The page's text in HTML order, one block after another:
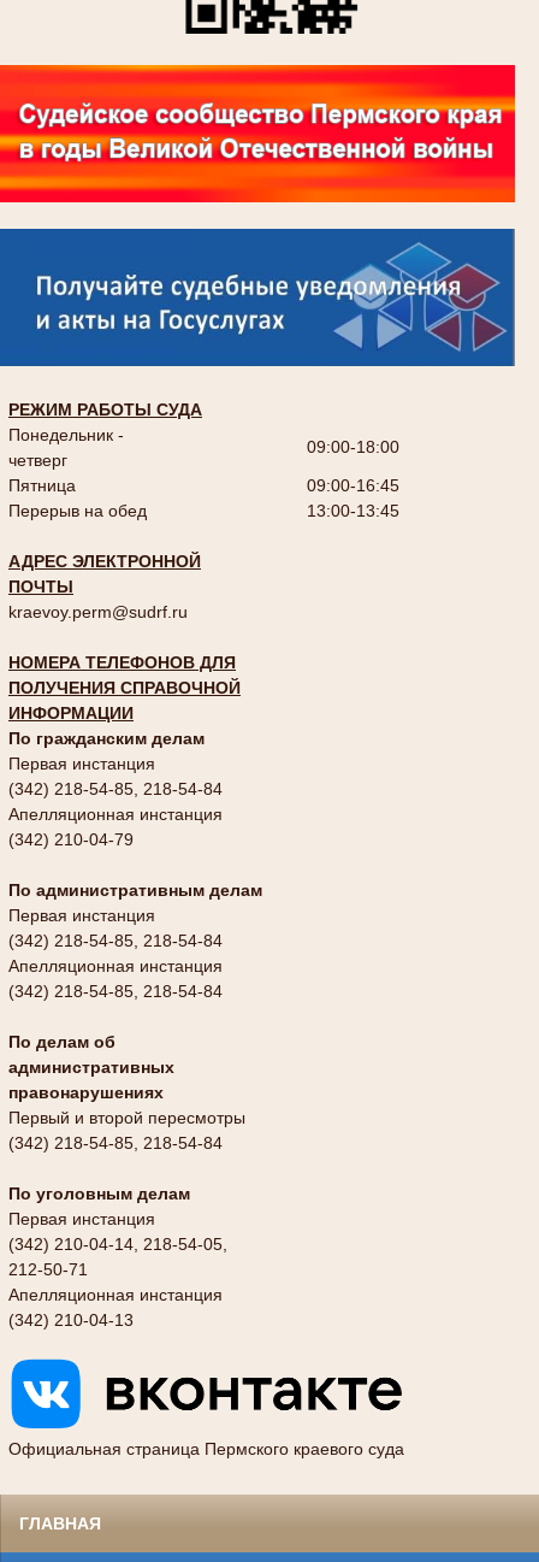
РЕЖИМ РАБОТЫ СУДА
Понедельник -
четверг
09:00-18:00
Пятница
09:00-16:45
Перерыв на обед
13:00-13:45
АДРЕС ЭЛЕКТРОННОЙ
ПОЧТЫ
kraevoy.perm@sudrf.ru
НОМЕРА ТЕЛЕФОНОВ ДЛЯ
ПОЛУЧЕНИЯ СПРАВОЧНОЙ
ИНФОРМАЦИИ
По гражданским делам
Первая инстанция
(342) 218-54-85, 218-54-84
Апелляционная инстанция
(342) 210-04-79
По административным делам
Первая инстанция
(342) 218-54-85, 218-54-84
Апелляционная инстанция
(342) 218-54-85, 218-54-84
По делам об
административных
правонарушениях
Первый и второй пересмотры
(342) 218-54-85, 218-54-84
По уголовным делам
Первая инстанция
(342) 210-04-14, 218-54-05,
212-50-71
Апелляционная инстанция
(342) 210-04-13
Официальная страница Пермского краевого суда
ГЛАВНАЯ